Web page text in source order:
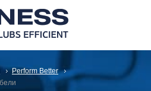
Perform Better